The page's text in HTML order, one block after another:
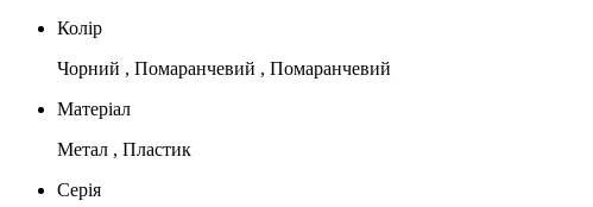
Колір
Чорний , Помаранчевий , Помаранчевий
Матеріал
Метал , Пластик
Серія